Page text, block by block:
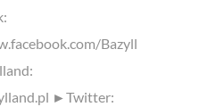
Bazyll
►Twitter: